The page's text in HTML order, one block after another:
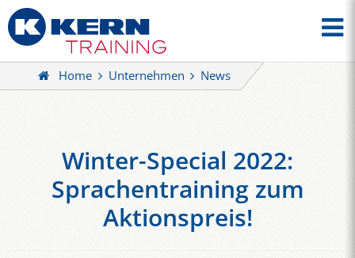
Home Unternehmen News
Winter-Special 2022:
Sprachentraining zum
Aktionspreis!